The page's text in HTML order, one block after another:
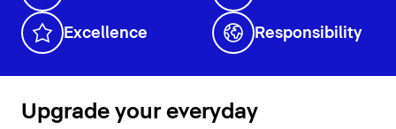
Excellence Responsibility
Upgrade your everyday